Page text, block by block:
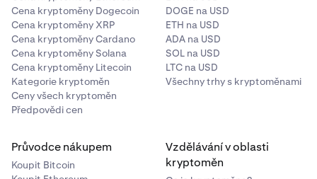
Cena kryptoměny Dogecoin
Cena kryptoměny XRP
Cena kryptoměny Cardano
Cena kryptoměny Solana
Cena kryptoměny Litecoin
Kategorie kryptoměn
Ceny všech kryptoměn
Předpovědi cen
DOGE na USD
ETH na USD
ADA na USD
SOL na USD
LTC na USD
Všechny trhy s kryptoměnami
Průvodce nákupem
Koupit Bitcoin
Vzdělávání v oblasti
kryptoměn